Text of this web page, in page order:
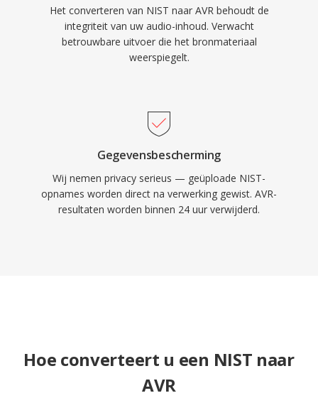
Het converteren van NIST naar AVR behoudt de
integriteit van uw audio-inhoud. Verwacht
betrouwbare uitvoer die het bronmateriaal
weerspiegelt.
Gegevensbescherming
Wij nemen privacy serieus — geüploade NIST-
opnames worden direct na verwerking gewist. AVR-
resultaten worden binnen 24 uur verwijderd.
Hoe converteert u een NIST naar
AVR